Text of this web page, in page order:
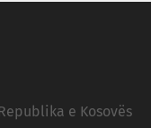
e Kosovës